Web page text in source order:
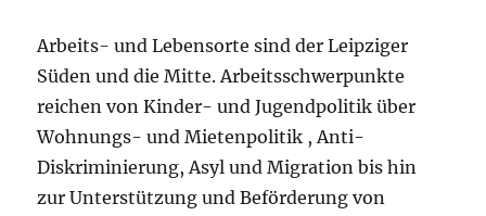
Arbeits- und Lebensorte sind der Leipziger
Süden und die Mitte. Arbeitsschwerpunkte
reichen von Kinder- und Jugendpolitik über
Wohnungs- und Mietenpolitik , Anti-
Diskriminierung, Asyl und Migration bis hin
zur Unterstützung und Beförderung von